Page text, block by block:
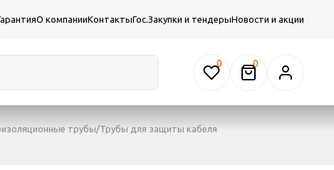
О компанииКонтактыГос.Закупки и тендерыНовости и акции
0
трубы/Трубы для защиты кабеля